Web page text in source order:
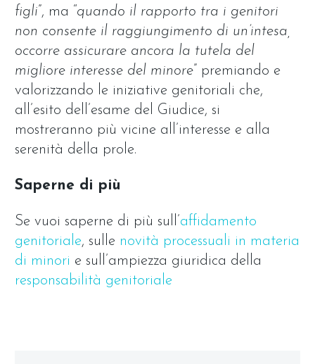
figli”, ma “quando il rapporto tra i genitori
non consente il raggiungimento di un’intesa,
occorre assicurare ancora la tutela del
migliore interesse del minore” premiando e
valorizzando le iniziative genitoriali che,
all’esito dell’esame del Giudice, si
mostreranno più vicine all’interesse e alla
serenità della prole.
Saperne di più
Se vuoi saperne di più sull’ affidamento
genitoriale, sulle novità processuali in materia
di minori e sull’ampiezza giuridica della
responsabilità genitoriale